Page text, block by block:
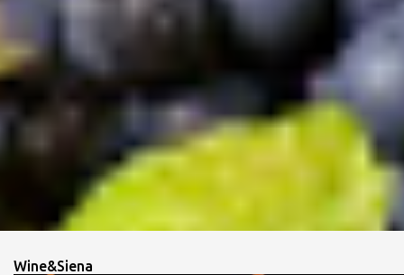
Wine&Siena